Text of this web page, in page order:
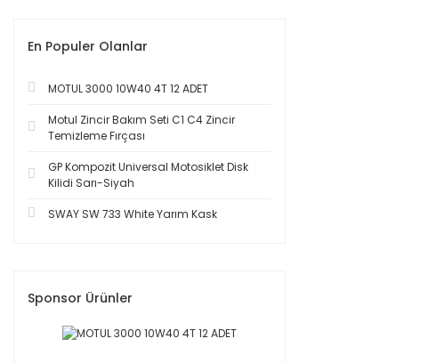
En Populer Olanlar
MOTUL 3000 10W40 4T 12 ADET
Motul Zincir Bakım Seti C1 C4 Zincir
Temizleme Fırçası
GP Kompozit Universal Motosiklet Disk
Kilidi Sarı-Siyah
SWAY SW 733 White Yarım Kask
Sponsor Ürünler